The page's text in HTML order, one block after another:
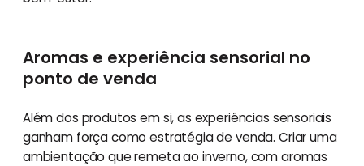
Aromas e experiência sensorial no
ponto de venda
Além dos produtos em si, as experiências sensoriais
ganham força como estratégia de venda. Criar uma
ambientação que remeta ao inverno, com aromas